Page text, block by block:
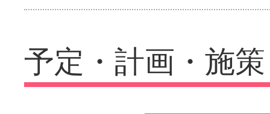
予定・計画・施策